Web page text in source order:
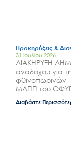
Προκηρύξεις &
31 Ιουλίου 2026
ΔΙΑΚΗΡΥΞΗ
αναδόχου για
φθινοπωρινών
ΜΔΠΠ του
Διαβάστε